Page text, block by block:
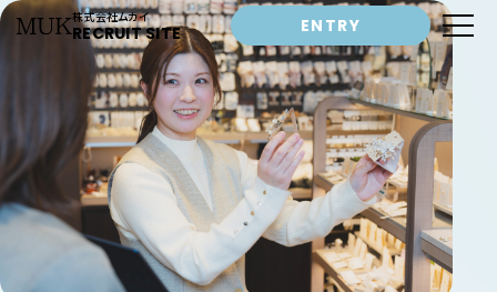
このページの本文へ移動
株式会社ムカイ
RECRUIT SITE ENTRY